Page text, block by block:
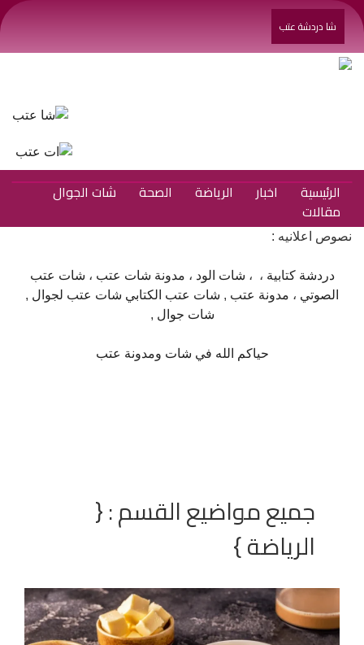
شا دردشة عتب
الرئيسية اخبار الرياضة الصحة
شات الجوال
مقالات
نصوص اعلانيه :
دردشة كتابية ، ، شات الود ، مدونة شات عتب ، شات عتب
الصوتي ، مدونة عتب , شات عتب الكتابي شات عتب لجوال ,
شات جوال ,
حياكم الله في شات ومدونة عتب
جميع مواضيع القسم : {
الرياضة }